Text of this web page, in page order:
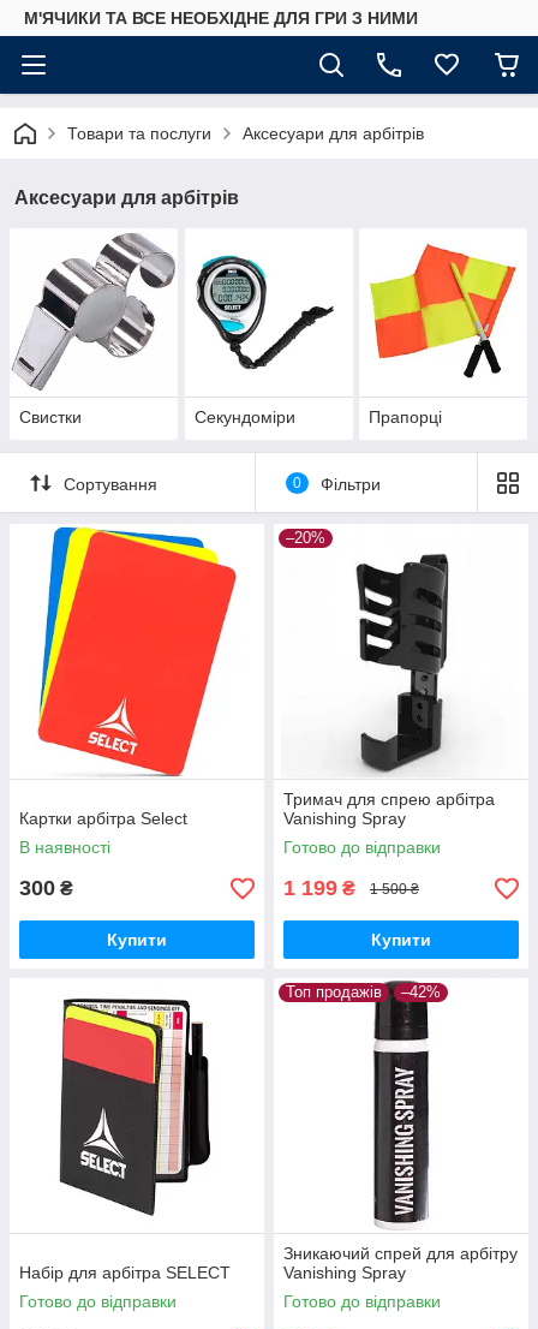
М'ЯЧИКИ ТА ВСЕ НЕОБХІДНЕ ДЛЯ ГРИ З НИМИ
Товари та послуги Аксесуари для арбітрів
Аксесуари для арбітрів
Свистки Секундоміри Прапорці
Сортування 0 Фільтри
Картки арбітра Select
В наявності
300 ₴
Купити
–20%
Тримач для спрею арбітра
Vanishing Spray
Готово до відправки
1 199 ₴ 1 500 ₴
Купити
Набір для арбітра SELECT
Готово до відправки
Топ продажів –42%
Зникаючий спрей для арбітру
Vanishing Spray
Готово до відправки